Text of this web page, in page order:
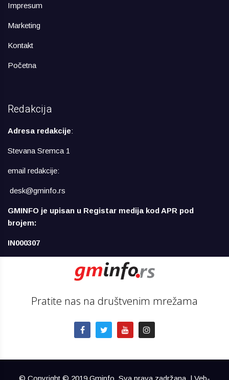
Impresum
Marketing
Kontakt
Početna
Redakcija
Adresa redakcije:
Stevana Sremca 1
email redakcije:
desk@gminfo.rs
GMINFO je upisan u Registar medija kod APR pod
brojem:
IN000307
Pratite nas na društvenim mrežama
© Copyright © 2019 Gminfo. Sva prava zadržana. | Veb-